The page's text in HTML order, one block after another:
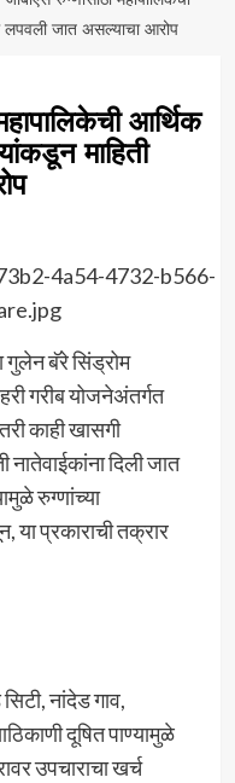
लपवली जात असल्याचा आरोप
आर्थिक
माहिती
गुलेन बॅरे सिंड्रोम
गरीब योजनेअंतर्गत
काही खासगी
नातेवाईकांना दिली जात
रुग्णांच्या
या प्रकाराची तक्रार
नांदेड गाव,
दूषित पाण्यामुळे
उपचाराचा खर्च